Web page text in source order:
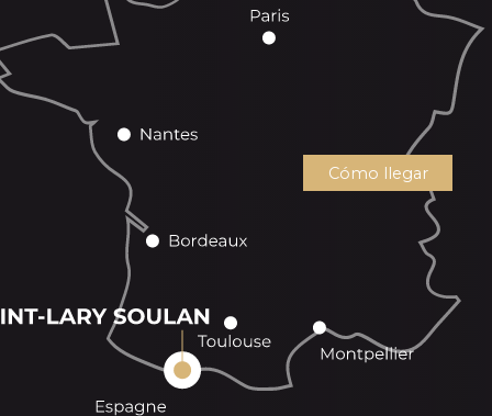
Cómo llegar